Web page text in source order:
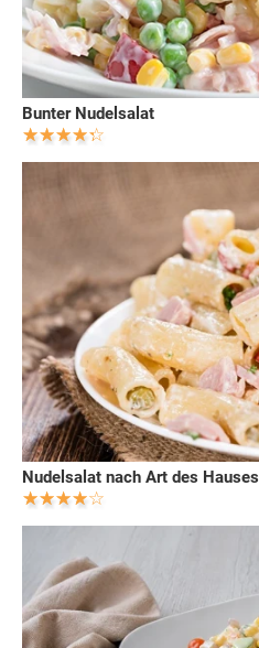
Bunter Nudelsalat
Nudelsalat nach Art des Hauses